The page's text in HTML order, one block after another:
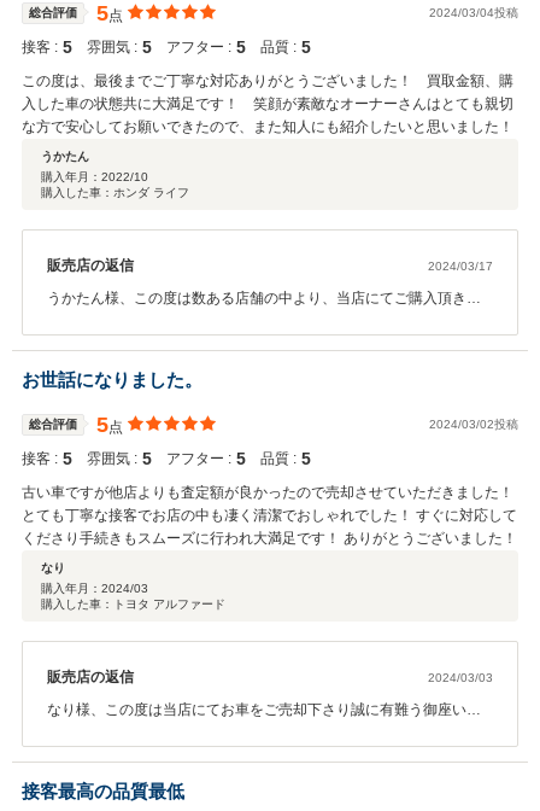
総合評価 5点 2024/03/04投稿
接客 : 5 雰囲気 : 5 アフター : 5 品質 : 5
この度は、最後までご丁寧な対応ありがとうございました！ 買取金額、購
入した車の状態共に大満足です！ 笑顔が素敵なオーナーさんはとても親切
な方で安心してお願いできたので、また知人にも紹介したいと思いました！
うかたん
購入年月： 2022/10
購入した車：ホンダ ライフ
販売店の返信 2024/03/17
うかたん様、この度は数ある店舗の中より、当店にてご購入頂き誠
なことでもお気軽にご連絡くださいませ。また定期的にオイル交換
もお声かけ下さい♪うかたん様のカーライフのサポートが出来れば幸
いです。今後ともご愛顧の程よろしくお願い申し上げます。
お世話になりました。
総合評価 5点 2024/03/02投稿
接客 : 5 雰囲気 : 5 アフター : 5 品質 : 5
古い車ですが他店よりも査定額が良かったので売却させていただきました！
とても丁寧な接客でお店の中も凄く清潔でおしゃれでした！ すぐに対応して
くださり手続きもスムーズに行われ大満足です！ ありがとうございました！
なり
購入年月： 2024/03
購入した車：トヨタ アルファード
販売店の返信 2024/03/03
なり様、この度は当店にてお車をご売却下さり誠に有難う御座いま
レンタカー等お車に関する事はご対応可能です。いつでもお気軽に
ご連絡下さいませ。これからよろしくお願い申し上げます
接客最高の品質最低